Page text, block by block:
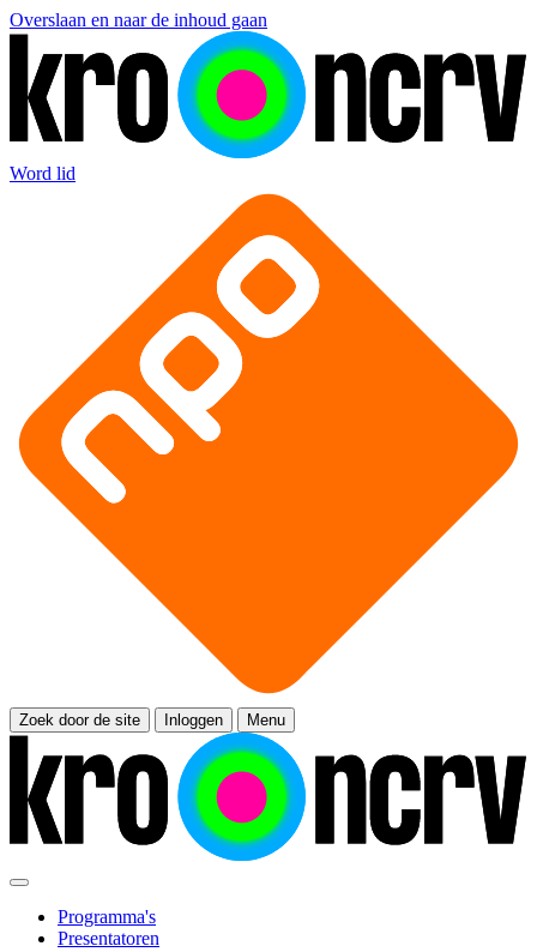
Overslaan en naar de inhoud gaan
Word lid
Zoek door de site Inloggen Menu
Programma's
Presentatoren